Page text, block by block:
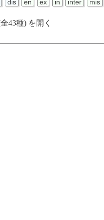
dis en ex in inter mis
43種) を開く